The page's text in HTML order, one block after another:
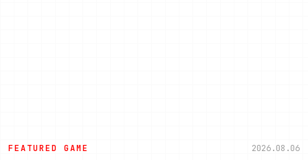
FEATURED GAME 2026.08.06